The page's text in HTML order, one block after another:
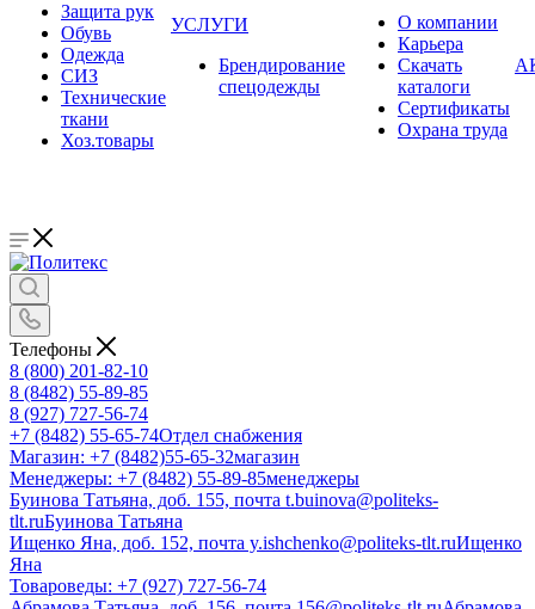
Защита рук
Обувь
Одежда
СИЗ
Технические
ткани
Хоз.товары
УСЛУГИ
Брендирование
спецодежды
О компании
Карьера
Cкачать
каталоги
Сертификаты
Охрана труда
Телефоны
8 (800) 201-82-10
8 (8482) 55-89-85
8 (927) 727-56-74
+7 (8482) 55-65-74Отдел снабжения
Магазин: +7 (8482)55-65-32магазин
Менеджеры: +7 (8482) 55-89-85менеджеры
Буинова Татьяна, доб. 155, почта t.buinova@politeks-
tlt.ruБуинова Татьяна
Ищенко Яна, доб. 152, почта y.ishchenko@politeks-tlt.ruИщенко
Яна
Товароведы: +7 (927) 727-56-74